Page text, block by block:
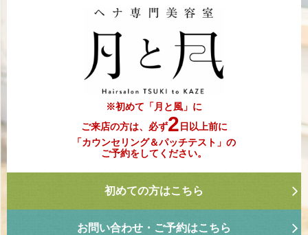
※初めて「月と風」に
ご来店の方は、必ず2 日以上前に
「カウンセリング＆パッチテスト」の
ご予約をしてください。
初めての方はこちら
お問い合わせ・ご予約はこちら